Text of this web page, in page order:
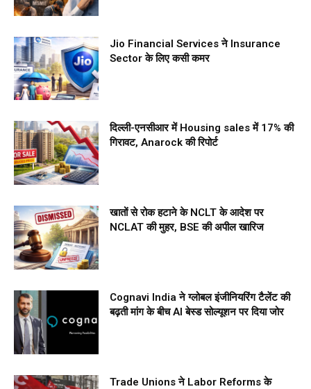
Jio Financial Services ने Insurance
Sector के लिए कसी कमर
दिल्ली-एनसीआर में Housing sales में 17% की
गिरावट, Anarock की रिपोर्ट
खातों से रोक हटाने के NCLT के आदेश पर
NCLAT की मुहर, BSE की अपील खारिज
Cognavi India ने ग्लोबल इंजीनियरिंग टैलेंट की
बढ़ती मांग के बीच AI बेस्ड सोल्यूशन पर दिया जोर
Trade Unions ने Labor Reforms के